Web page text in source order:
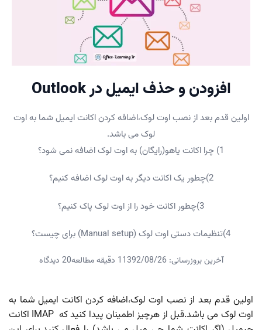
افزودن و حذف ایمیل در Outlook
اولین قدم بعد از نصب اوت لوک،اضافه کردن اکانت ایمیل شما به اوت
لوک می باشد.
1) چرا اکانت یاهو(رایگان) به اوت لوک اضافه نمی شود؟
2)چطور یک اکانت دیگر به اوت لوک اضافه کنیم؟
3)چطور اکانت خود را از اوت لوک پاک کنیم؟
4)تنظیمات دستی اوت لوک (Manual setup) برای چیست؟
آخرین بروزرسانی: 1392/08/26 1 دقیقه مطالعه 20 دیدگاه
اولین قدم بعد از نصب اوت لوک،اضافه کردن اکانت ایمیل شما به
اوت لوک می باشد.قبل از هرچیز اطمینان پیدا کنید که IMAP اکانت